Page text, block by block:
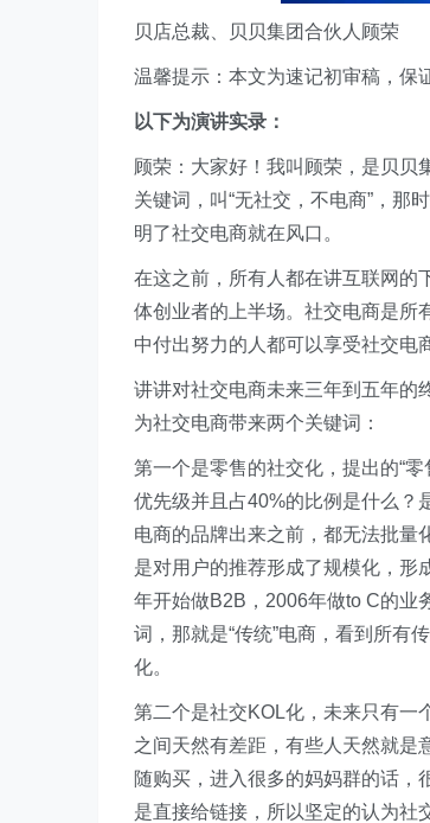
贝店总裁、贝贝集团合伙人顾荣
温馨提示：本文为速记初审稿，保
以下为演讲实录：
顾荣：大家好！我叫顾荣，是贝贝
关键词，叫“无社交，不电商”，那
明了社交电商就在风口。
在这之前，所有人都在讲互联网的
体创业者的上半场。社交电商是所
中付出努力的人都可以享受社交电
讲讲对社交电商未来三年到五年的
为社交电商带来两个关键词：
第一个是零售的社交化，提出的“
优先级并且占40%的比例是什么？
电商的品牌出来之前，都无法批量
是对用户的推荐形成了规模化，形
年开始做B2B，2006年做to C的业
词，那就是“传统”电商，看到所有
化。
第二个是社交KOL化，未来只有一
之间天然有差距，有些人天然就是
随购买，进入很多的妈妈群的话，
是直接给链接，所以坚定的认为社